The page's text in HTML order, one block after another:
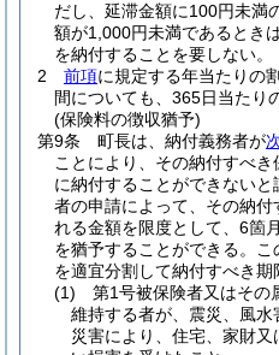
だし、延滞金額に100円未満
額が1,000円未満であるとき
を納付することを要しない。
2
前項に規定する年当たりの
間についても、365日当たり
(保険料の徴収猶予)
第9条
町長は、納付義務者が
ことにより、その納付すべ
に納付することができない
者の申請によって、その納
れる金額を限度として、6箇
を猶予することができる。
こ
を適宜分割して納付すべき期
(1)
第1号被保険者又はその
維持する者が、震災、風
災害により、住宅、家財